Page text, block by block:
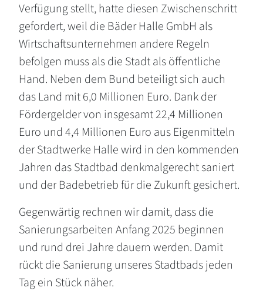
Verfügung stellt, hatte diesen Zwischenschritt
gefordert, weil die Bäder Halle GmbH als
Wirtschaftsunternehmen andere Regeln
befolgen muss als die Stadt als öffentliche
Hand. Neben dem Bund beteiligt sich auch
das Land mit 6,0 Millionen Euro. Dank der
Fördergelder von insgesamt 22,4 Millionen
Euro und 4,4 Millionen Euro aus Eigenmitteln
der Stadtwerke Halle wird in den kommenden
Jahren das Stadtbad denkmalgerecht saniert
und der Badebetrieb für die Zukunft gesichert.
Gegenwärtig rechnen wir damit, dass die
Sanierungsarbeiten Anfang 2025 beginnen
und rund drei Jahre dauern werden. Damit
rückt die Sanierung unseres Stadtbads jeden
Tag ein Stück näher.